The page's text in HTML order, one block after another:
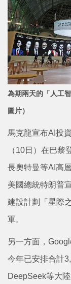
為期兩天的「人工
圖片）
馬克龍宣布AI投
（10日）在巴
長奧特曼等AI高
美國總統特朗普
建設計劃「星際
軍。
另一方面，
今年已安排合計
DeepSeek等大